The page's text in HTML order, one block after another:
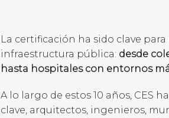
La certificación ha sido clave
infraestructura pública: desde
hasta hospitales con entornos
A lo largo de estos 10 años, CES
clave, arquitectos, ingenieros,